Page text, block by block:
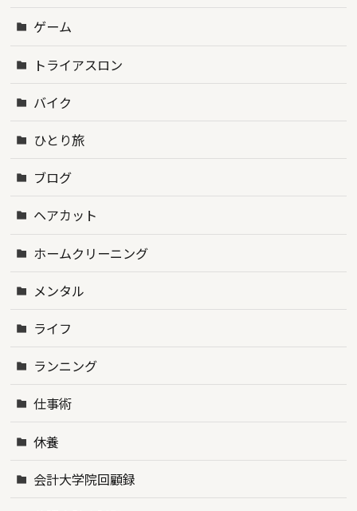
ゲーム
トライアスロン
バイク
ひとり旅
ブログ
ヘアカット
ホームクリーニング
メンタル
ライフ
ランニング
仕事術
休養
会計大学院回顧録